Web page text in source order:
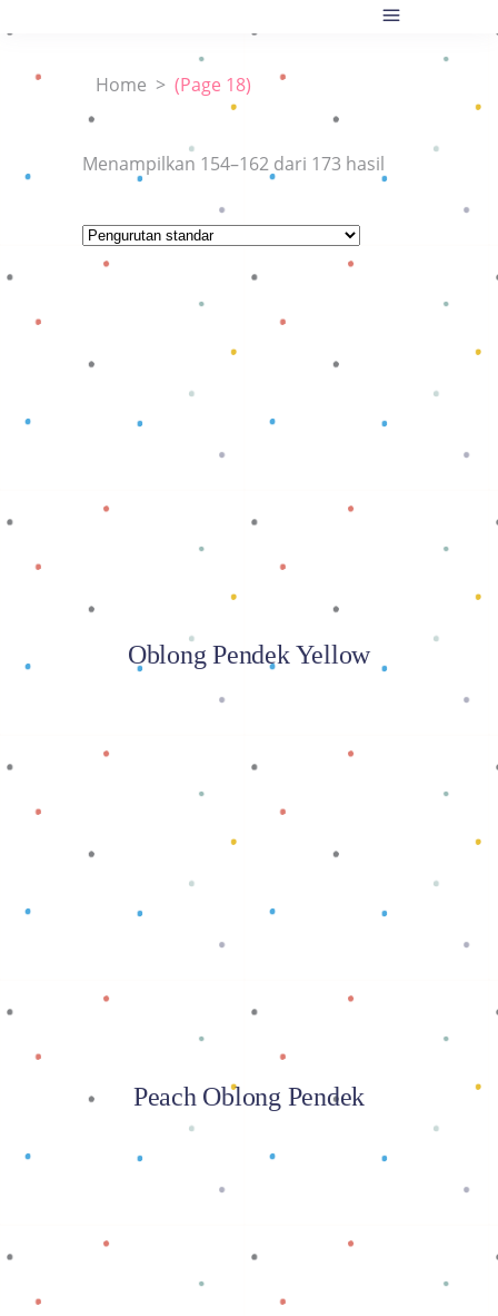
Home > (Page 18)
Menampilkan 154–162 dari 173 hasil
Baca selengkapnya
Oblong Pendek Yellow
Baca selengkapnya
Peach Oblong Pendek